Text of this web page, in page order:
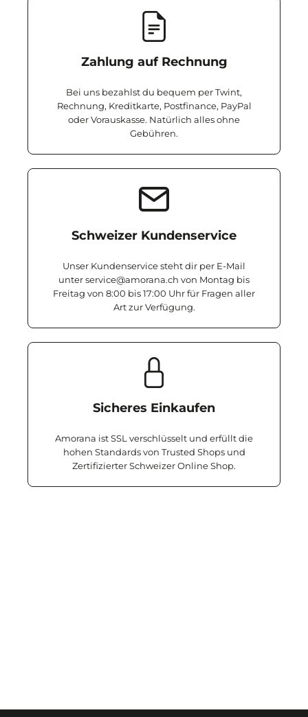
Zahlung auf Rechnung
Bei uns bezahlst du bequem per Twint,
Rechnung, Kreditkarte, Postfinance, PayPal
oder Vorauskasse. Natürlich alles ohne
Gebühren.
Schweizer Kundenservice
Unser Kundenservice steht dir per E-Mail
unter service@amorana.ch von Montag bis
Freitag von 8:00 bis 17:00 Uhr für Fragen aller
Art zur Verfügung.
Sicheres Einkaufen
Amorana ist SSL verschlüsselt und erfüllt die
hohen Standards von Trusted Shops und
Zertifizierter Schweizer Online Shop.